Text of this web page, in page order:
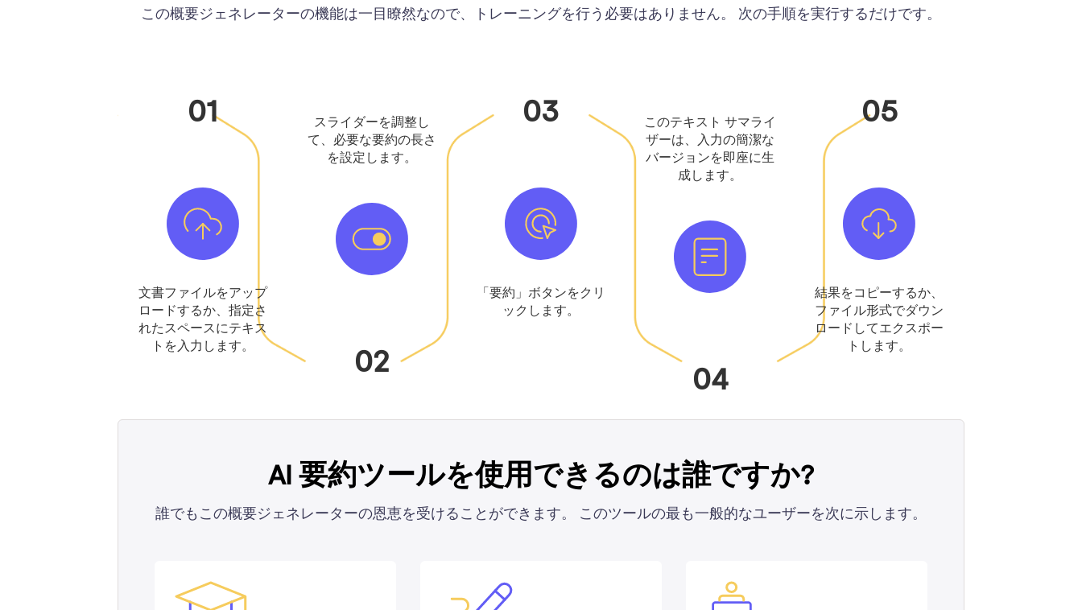
この概要ジェネレーターの機能は一目瞭然なので、トレーニングを行う必要はありません。 次の手順を実行するだけです。
01
文書ファイルをアップ
ロードするか、指定さ
れたスペースにテキス
トを入力します。
スライダーを調整し
て、必要な要約の長さ
を設定します。
02
03
「要約」ボタンをクリ
ックします。
このテキスト サマライ
ザーは、入力の簡潔な
バージョンを即座に生
成します。
04
05
結果をコピーするか、
ファイル形式でダウン
ロードしてエクスポー
トします。
AI 要約ツールを使用できるのは誰ですか?
誰でもこの概要ジェネレーターの恩恵を受けることができます。 このツールの最も一般的なユーザーを次に示します。